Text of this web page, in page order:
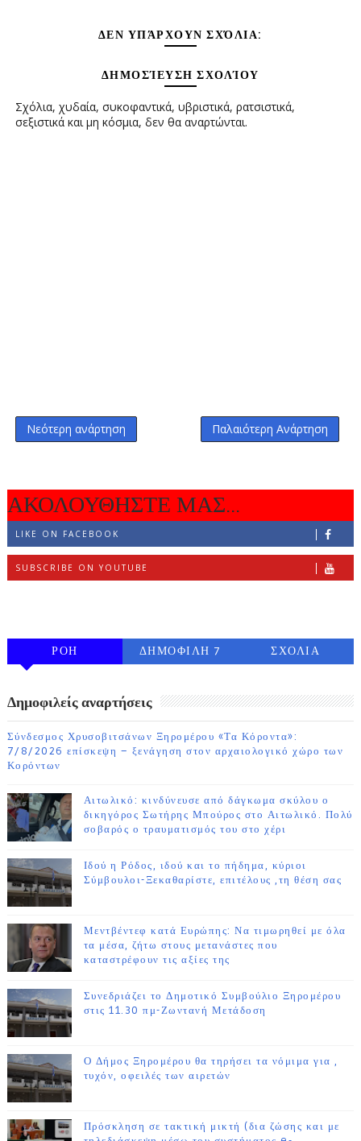
ΔΕΝ ΥΠΆΡΧΟΥΝ ΣΧΌΛΙΑ:
ΔΗΜΟΣΊΕΥΣΗ ΣΧΟΛΊΟΥ
Σχόλια, χυδαία, συκοφαντικά, υβριστικά, ρατσιστικά,
σεξιστικά και μη κόσμια, δεν θα αναρτώνται.
Νεότερη ανάρτηση Παλαιότερη Ανάρτηση
ΑΚΟΛΟΥΘΗΣΤΕ ΜΑΣ...
LIKE ON FACEBOOK
SUBSCRIBE ON YOUTUBE
ΡΟΗ
ΔΗΜΟΦΙΛΗ 7
ΣΧΟΛΙΑ
Δημοφιλείς αναρτήσεις
Σύνδεσμος Χρυσοβιτσάνων Ξηρομέρου «Τα Κόροντα»:
7/8/2026 επίσκεψη – ξενάγηση στον αρχαιολογικό χώρο των
Κορόντων
Αιτωλικό: κινδύνευσε από δάγκωμα σκύλου ο
δικηγόρος Σωτήρης Μπούρος στο Αιτωλικό. Πολύ
σοβαρός ο τραυματισμός του στο χέρι
Ιδού η Ρόδος, ιδού και το πήδημα, κύριοι
Σύμβουλοι-Ξεκαθαρίστε, επιτέλους ,τη θέση σας
Μεντβέντεφ κατά Ευρώπης: Να τιμωρηθεί με όλα
τα μέσα, ζήτω στους μετανάστες που
καταστρέφουν τις αξίες της
Συνεδριάζει το Δημοτικό Συμβούλιο Ξηρομέρου
στις 11.30 πμ-Ζωντανή Μετάδοση
Ο Δήμος Ξηρομέρου θα τηρήσει τα νόμιμα για ,
τυχόν, οφειλές των αιρετών
Πρόσκληση σε τακτική μικτή (δια ζώσης και με